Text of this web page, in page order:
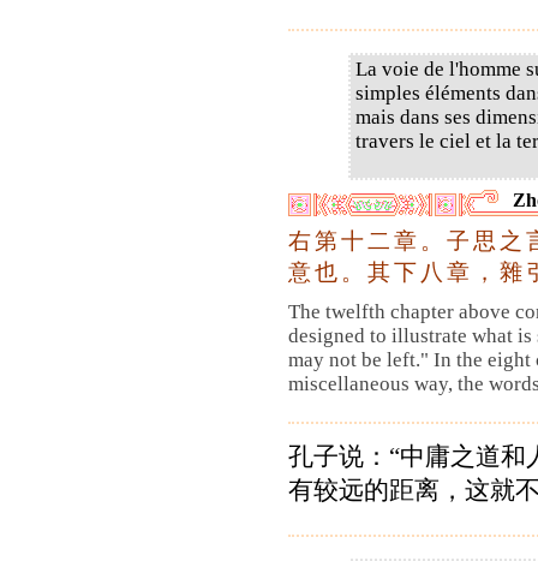
La voie de l'homme
simples éléments
mais dans ses
travers le ciel et la
右第十二章 。 子 思 之
意也 。 其下 八 章 ， 雜
The twelfth chapter above
designed to illustrate what
may not be left." In the eight
miscellaneous way, the
孔子说：“中庸之道和
有较远的距离，这就